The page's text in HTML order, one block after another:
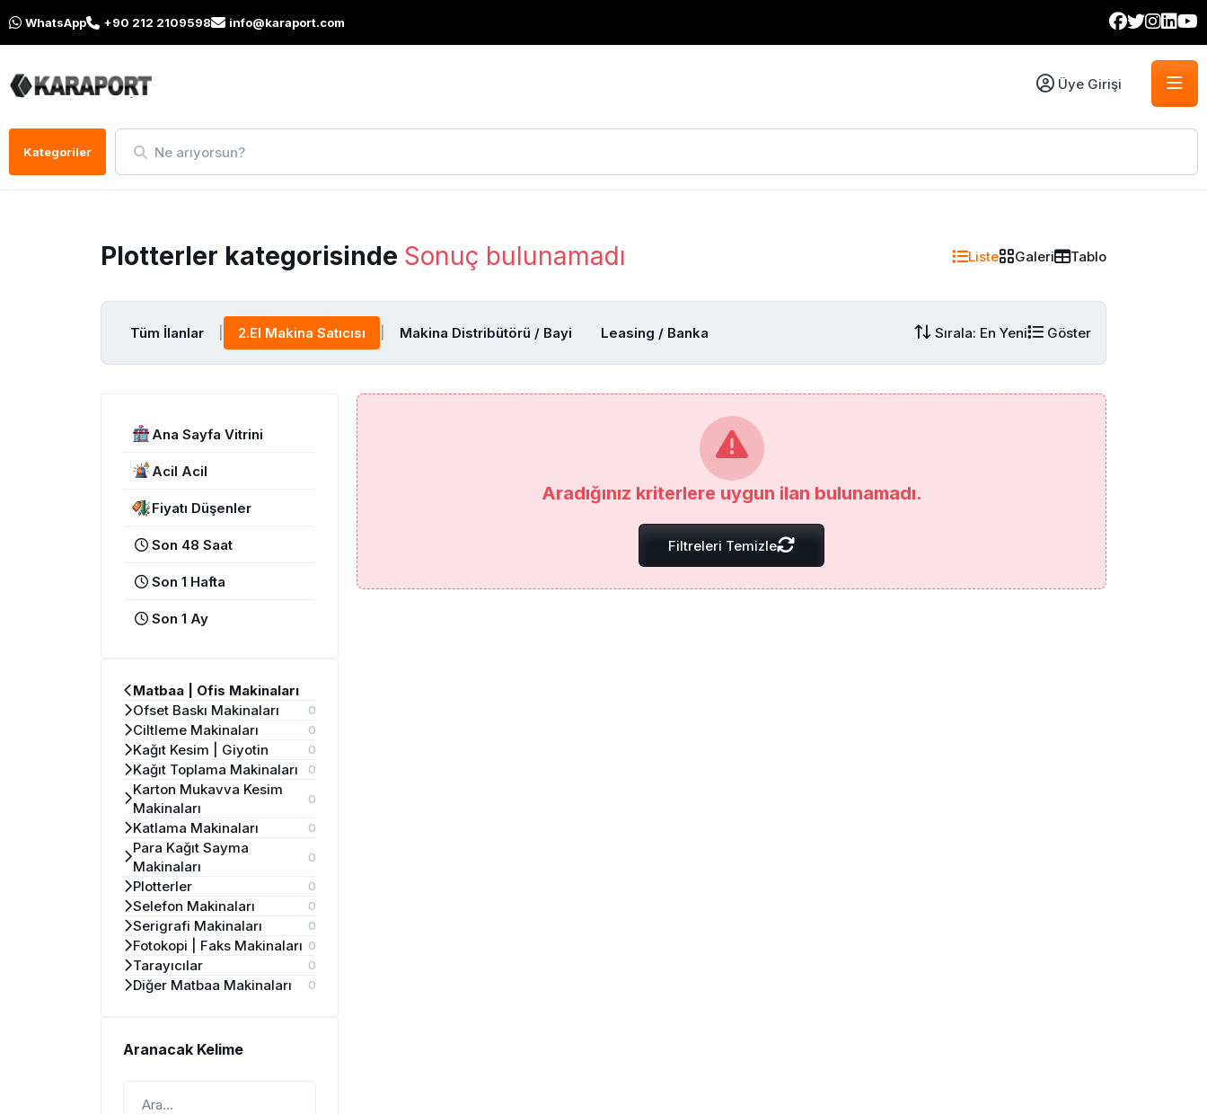
WhatsApp +90 212 2109598 info@karaport.com
Üye Girişi
Kategoriler Ne arıyorsun?
Plotterler kategorisinde Sonuç bulunamadı Liste Galeri Tablo
Tüm İlanlar 2.El Makina Satıcısı Makina Distribütörü / Bayi Leasing / Banka Sırala: En Yeni Göster
Ana Sayfa Vitrini
Acil Acil
Fiyatı Düşenler
Son 48 Saat
Son 1 Hafta
Son 1 Ay
Matbaa | Ofis Makinaları
Ofset Baskı Makinaları
0
Ciltleme Makinaları 0
Kağıt Kesim | Giyotin 0
Kağıt Toplama Makinaları 0
Karton Mukavva Kesim
Makinaları
0
Katlama Makinaları 0
Para Kağıt Sayma
Makinaları
0
Plotterler 0
Selefon Makinaları 0
Serigrafi Makinaları 0
Fotokopi | Faks Makinaları 0
Tarayıcılar 0
Diğer Matbaa Makinaları 0
Aranacak Kelime
Aradığınız kriterlere uygun ilan bulunamadı.
Filtreleri Temizle